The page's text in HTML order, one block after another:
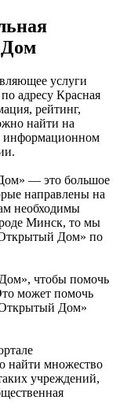
услуги
адресу Красная
рейтинг,
найти на
информационном
— это большое
направлены на
необходимы
Минск, то мы
Дом» по
чтобы помочь
может помочь
Дом»
найти множество
учреждений,